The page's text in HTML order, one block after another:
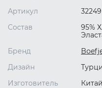
Артикул
32249
Состав
95%
Бренд
Дизайн
Изготовитель
Китай